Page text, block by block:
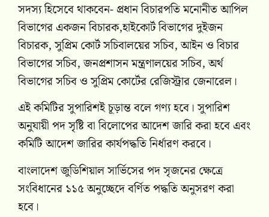
সদস্য হিসেবে থাকবেন- প্রধান বিচারপতি মনোনীত আপিল
বিভাগের একজন বিচারক,হাইকোর্ট বিভাগের দুইজন
বিচারক, সুপ্রিম কোর্ট সচিবালয়ের সচিব, আইন ও বিচার
বিভাগের সচিব, জনপ্রশাসন মন্ত্রণালয়ের সচিব, অর্থ
বিভাগের সচিব ও সুপ্রিম কোর্টের রেজিস্ট্রার জেনারেল।
এই কমিটির সুপারিশই চূড়ান্ত বলে গণ্য হবে। সুপারিশ
অনুযায়ী পদ সৃষ্টি বা বিলোপের আদেশ জারি করা হবে এবং
কমিটি আদেশ জারির কার্যপদ্ধতি নির্ধারণ করবে।
বাংলাদেশ জুডিশিয়াল সার্ভিসের পদ সৃজনের ক্ষেত্রে
সংবিধানের ১১৫ অনুচ্ছেদে বর্ণিত পদ্ধতি অনুসরণ করা
হবে।